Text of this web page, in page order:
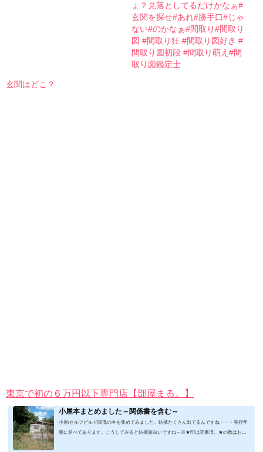
ょ？見落としてるだけかなぁ#
玄関を探せ#あれ#勝手口#じゃ
ない#のかなぁ#間取り#間取り
図 #間取り狂 #間取り図好き #
間取り図初段 #間取り萌え#間
取り図鑑定士
玄関はどこ？
東京で初の６万円以下専門店【部屋まる。】
小屋本まとめました～関係書を含む～
小屋/セルフビルド関係の本を集めてみました。結構たくさん出てるんですね・・・発行年
順に並べてあります。こうしてみると結構面白いですね～※★印は読書済。★の数はおす